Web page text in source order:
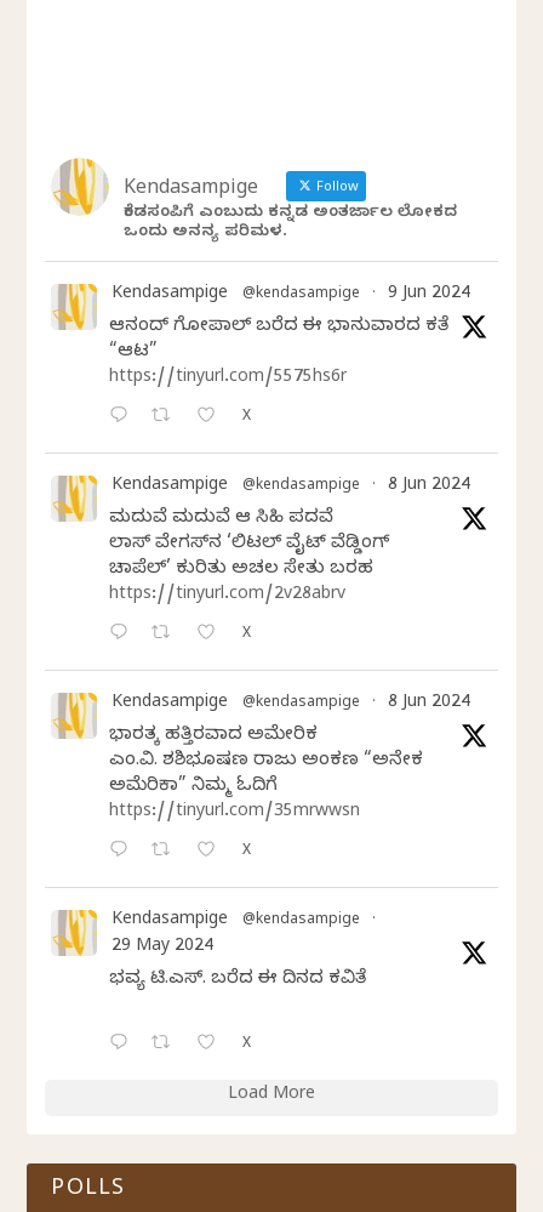
Kendasampige Follow
ಕೆಂಡಸಂಪಿಗೆ ಎಂಬುದು ಕನ್ನಡ ಅಂತರ್ಜಾಲ ಲೋಕದ
ಒಂದು ಅನನ್ಯ ಪರಿಮಳ.
Kendasampige @kendasampige · 9 Jun 2024
ಆನಂದ್‌ ಗೋಪಾಲ್‌ ಬರೆದ ಈ ಭಾನುವಾರದ ಕತೆ
“ಆಟ”
https://tinyurl.com/5575hs6r
X
Kendasampige @kendasampige · 8 Jun 2024
ಮದುವೆ ಮದುವೆ ಆ ಸಿಹಿ ಪದವೆ
ಲಾಸ್‌ ವೇಗಸ್‌ನ ‘ಲಿಟಲ್ ವೈಟ್ ವೆಡ್ಡಿಂಗ್
ಚಾಪೆಲ್’ ಕುರಿತು ಅಚಲ ಸೇತು ಬರಹ
https://tinyurl.com/2v28abrv
X
Kendasampige @kendasampige · 8 Jun 2024
ಭಾರತಕ್ಕೆ ಹತ್ತಿರವಾದ ಅಮೇರಿಕ
ಎಂ.ವಿ. ಶಶಿಭೂಷಣ ರಾಜು ಅಂಕಣ “ಅನೇಕ
ಅಮೆರಿಕಾ” ನಿಮ್ಮ ಓದಿಗೆ
https://tinyurl.com/35mrwwsn
X
Kendasampige @kendasampige ·
29 May 2024
ಭವ್ಯ ಟಿ.ಎಸ್. ಬರೆದ ಈ ದಿನದ ಕವಿತೆ
X
Load More
POLLS